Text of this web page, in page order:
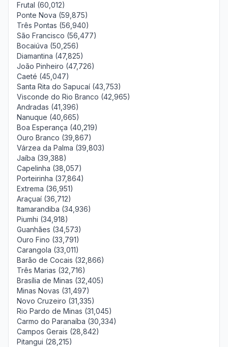
Frutal (60,012)
Ponte Nova (59,875)
Três Pontas (56,940)
São Francisco (56,477)
Bocaiúva (50,256)
Diamantina (47,825)
João Pinheiro (47,726)
Caeté (45,047)
Santa Rita do Sapucaí (43,753)
Visconde do Rio Branco (42,965)
Andradas (41,396)
Nanuque (40,665)
Boa Esperança (40,219)
Ouro Branco (39,867)
Várzea da Palma (39,803)
Jaíba (39,388)
Capelinha (38,057)
Porteirinha (37,864)
Extrema (36,951)
Araçuaí (36,712)
Itamarandiba (34,936)
Piumhi (34,918)
Guanhães (34,573)
Ouro Fino (33,791)
Carangola (33,011)
Barão de Cocais (32,866)
Três Marias (32,716)
Brasília de Minas (32,405)
Minas Novas (31,497)
Novo Cruzeiro (31,335)
Rio Pardo de Minas (31,045)
Carmo do Paranaíba (30,334)
Campos Gerais (28,842)
Pitangui (28,215)